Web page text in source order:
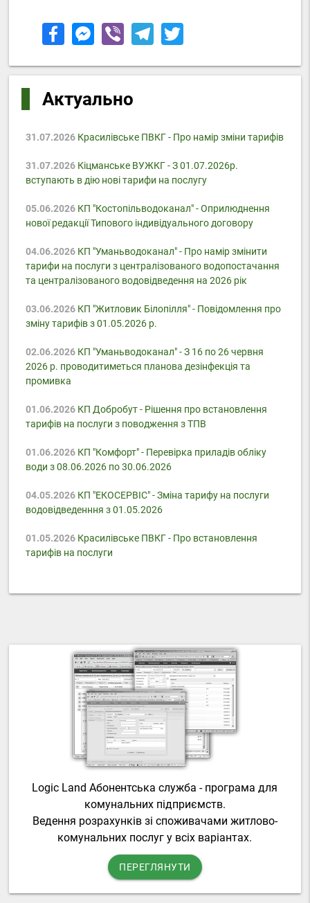
Актуально
31.07.2026Красилівське ПВКГ - Про намір зміни тарифів
31.07.2026Кіцманське ВУЖКГ - З 01.07.2026р.
вступають в дію нові тарифи на послугу
05.06.2026КП "Костопільводоканал" - Оприлюднення
нової редакції Типового індивідуального договору
04.06.2026КП "Уманьводоканал" - Про намір змінити
тарифи на послуги з централізованого водопостачання
та централізованого водовідведення на 2026 рік
03.06.2026КП "Житловик Білопілля" - Повідомлення про
зміну тарифів з 01.05.2026 р.
02.06.2026КП "Уманьводоканал" - З 16 по 26 червня
2026 р. проводитиметься планова дезінфекція та
промивка
01.06.2026КП Добробут - Pішення про встановлення
тарифів на послуги з поводження з ТПВ
01.06.2026КП "Комфорт" - Перевірка приладів обліку
води з 08.06.2026 по 30.06.2026
04.05.2026КП "ЕКОСЕРВІС" - Зміна тарифу на послуги
водовідведенння з 01.05.2026
01.05.2026Красилівське ПВКГ - Про встановлення
тарифів на послуги
Logic Land Абонентська служба - програма для
комунальних підприємств.
Ведення розрахунків зі споживачами житлово-
комунальних послуг у всіх варіантах.
ПЕРЕГЛЯНУТИ